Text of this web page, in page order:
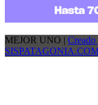
MEJOR UNO |